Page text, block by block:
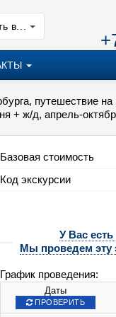
в...
путешествие на
+ ж/д, апрель-
Базовая стоимость
Код экскурсии
У Вас
Мы проведем эту
График проведения:
Даты
ПРОВЕРИТЬ